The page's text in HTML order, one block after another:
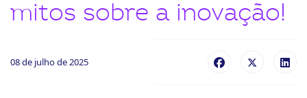
mitos sobre a inovação!
08 de julho de 2025